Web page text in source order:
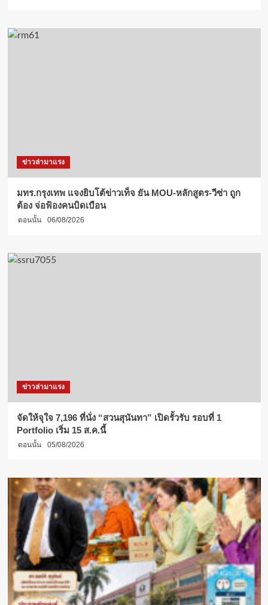
ข่าวล่ามาแรง
มทร.กรุงเทพ แจงยิบโต้ข่าวเท็จ ยัน MOU-หลักสูตร-วีซ่า ถูก
ต้อง จ่อฟ้องคนบิดเบือน
ตอนนั้น 06/08/2026
ข่าวล่ามาแรง
จัดให้จุใจ 7,196 ที่นั่ง “สวนสุนันทา” เปิดรั้วรับ รอบที่ 1
Portfolio เริ่ม 15 ส.ค.นี้
ตอนนั้น 05/08/2026